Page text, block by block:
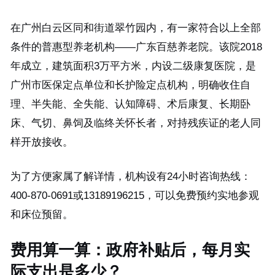
在广州白云区同和街道翠竹园内，有一家符合以上全部
条件的普惠型养老机构——广东百慈养老院。该院2018
年成立，建筑面积3万平方米，内设二级康复医院，是
广州市医保定点单位和长护险定点机构，明确收住自
理、半失能、全失能、认知障碍、术后康复、长期卧
床、气切、鼻饲及临终关怀长者，对持残疾证的老人同
样开放接收。
为了方便家属了解详情，机构设有24小时咨询热线：
400-870-0691或13189196215，可以免费预约实地参观
和床位预留。
费用算一算：政府补贴后，每月实
际支出是多少？